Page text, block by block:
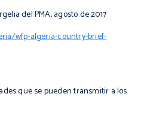
del PMA, agosto de 2017
wfp-algeria-country-brief-
que se pueden transmitir a los